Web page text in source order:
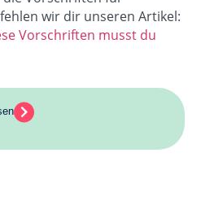
wir dir unseren Artikel:
Vorschriften musst du